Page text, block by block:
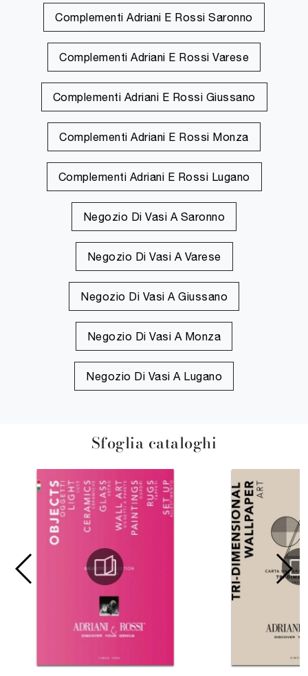
Complementi Adriani E Rossi Saronno
Complementi Adriani E Rossi Varese
Complementi Adriani E Rossi Giussano
Complementi Adriani E Rossi Monza
Complementi Adriani E Rossi Lugano
Negozio Di Vasi A Saronno
Negozio Di Vasi A Varese
Negozio Di Vasi A Giussano
Negozio Di Vasi A Monza
Negozio Di Vasi A Lugano
Sfoglia cataloghi